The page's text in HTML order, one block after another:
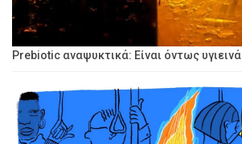
Prebiotic αναψυκτικά: Είναι όντως